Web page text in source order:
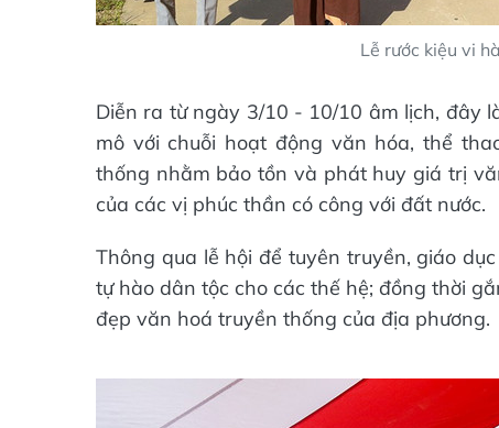
Lễ rước kiệu vi
Diễn ra từ ngày 3/10 - 10/10 âm lịch, đây
mô với chuỗi hoạt động văn hóa, thể
thống nhằm bảo tồn và phát huy giá trị
của các vị phúc thần có công với đất nước.
Thông qua lễ hội để tuyên truyền, giáo
tự hào dân tộc cho các thế hệ; đồng thời
đẹp văn hoá truyền thống của địa phương.